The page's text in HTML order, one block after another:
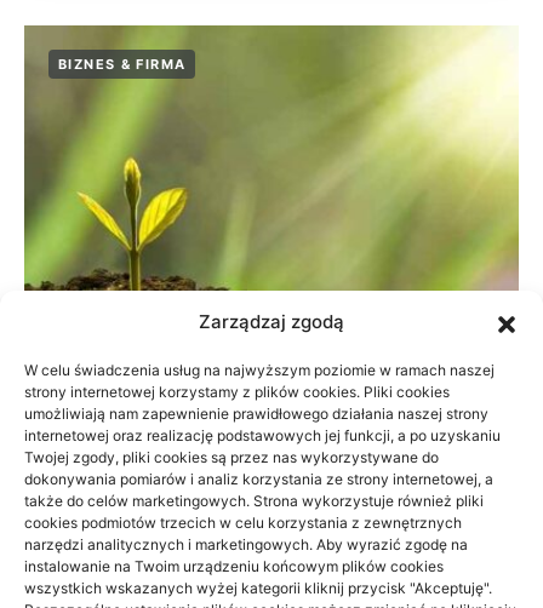
Zarządzaj zgodą
W celu świadczenia usług na najwyższym poziomie w ramach naszej
strony internetowej korzystamy z plików cookies. Pliki cookies
umożliwiają nam zapewnienie prawidłowego działania naszej strony
internetowej oraz realizację podstawowych jej funkcji, a po uzyskaniu
Twojej zgody, pliki cookies są przez nas wykorzystywane do
dokonywania pomiarów i analiz korzystania ze strony internetowej, a
także do celów marketingowych. Strona wykorzystuje również pliki
cookies podmiotów trzecich w celu korzystania z zewnętrznych
narzędzi analitycznych i marketingowych. Aby wyrazić zgodę na
instalowanie na Twoim urządzeniu końcowym plików cookies
wszystkich wskazanych wyżej kategorii kliknij przycisk "Akceptuję".
BIZNES & FIRMA
Dane do naliczenia wynagrodzeń w
małej firmie
21/06/2026